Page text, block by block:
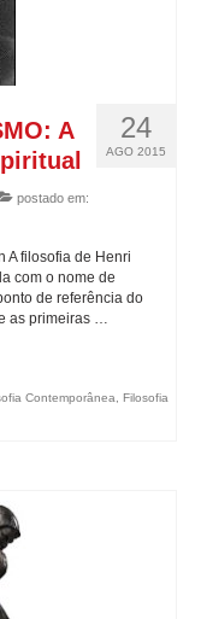
24
AGO 2015
A
postado em:
A filosofia de Henri
com o nome de
de referência do
as primeiras …
Contemporânea
Filosofia